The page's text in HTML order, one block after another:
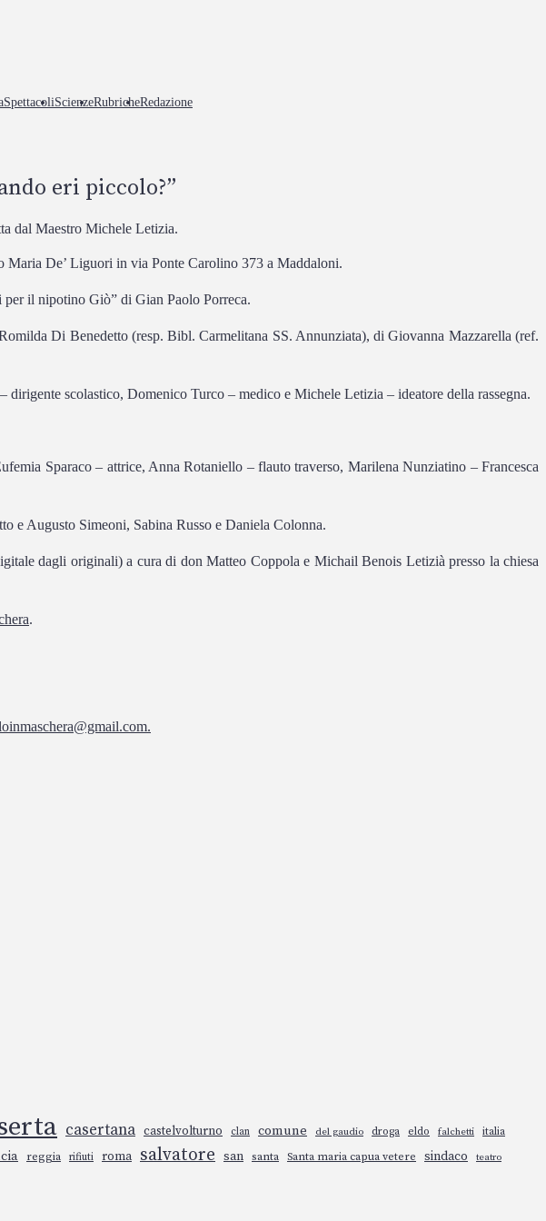
SpettacoliScienzeRubricheRedazione
eri piccolo?”
dal Maestro Michele Letizia.
Maria De’ Liguori in via Ponte Carolino 373 a Maddaloni.
il nipotino Giò” di Gian Paolo Porreca.
Di Benedetto (resp. Bibl. Carmelitana SS. Annunziata), di Giovanna Mazzarella (ref.
scolastico, Domenico Turco – medico e Michele Letizia – ideatore della rassegna.
Sparaco – attrice, Anna Rotaniello – flauto traverso, Marilena Nunziatino – Francesca
e Augusto Simeoni, Sabina Russo e Daniela Colonna.
dagli originali) a cura di don Matteo Coppola e Michail Benois Letizià presso la chiesa
.
casertana castelvolturno clan comune del gaudio droga eldo falchetti italia
reggia rifiuti roma salvatore san santa Santa maria capua vetere sindaco
teatro